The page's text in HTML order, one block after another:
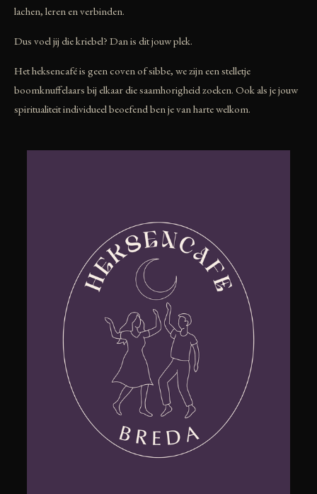
lachen, leren en verbinden.
Dus voel jij die kriebel? Dan is dit jouw plek.
Het heksencafé is geen coven of sibbe, we zijn een stelletje
boomknuffelaars bij elkaar die saamhorigheid zoeken. Ook als je jouw
spiritualiteit individueel beoefend ben je van harte welkom.